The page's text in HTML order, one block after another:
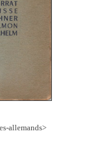
allemands>